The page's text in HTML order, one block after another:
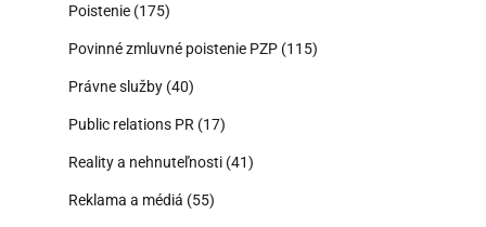
Poistenie (175)
Povinné zmluvné poistenie PZP (115)
Právne služby (40)
Public relations PR (17)
Reality a nehnuteľnosti (41)
Reklama a médiá (55)